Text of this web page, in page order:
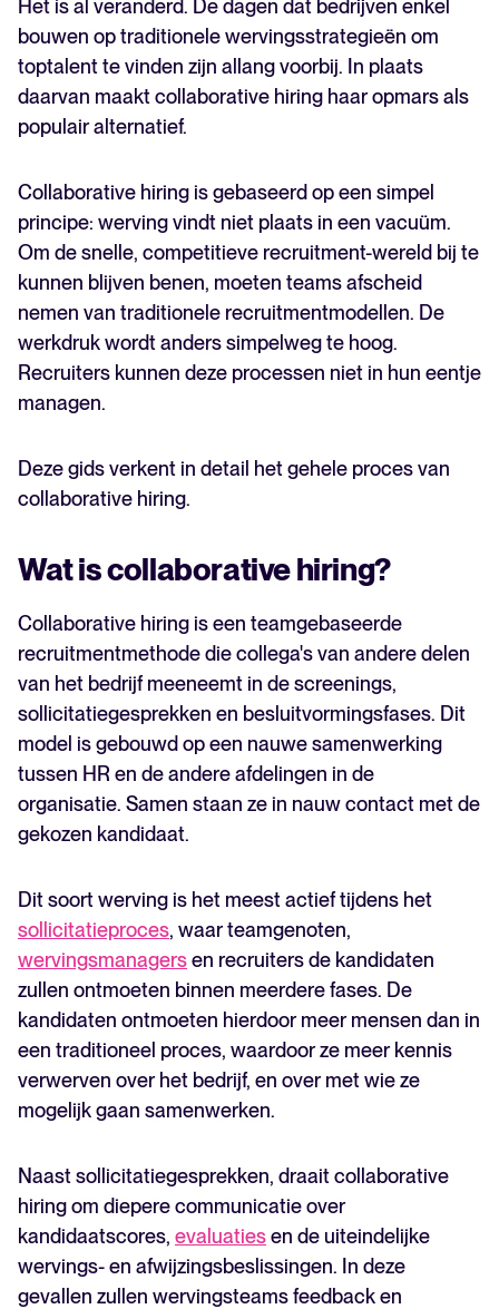
kunt overwinnen)
Hoe maak ik een strategie voor collaborative hiring?
Hoe ATS kan helpen
Enkele laatste punten over collaborative hiring
Het ís al veranderd. De dagen dat bedrijven enkel
bouwen op traditionele wervingsstrategieën om
toptalent te vinden zijn allang voorbij. In plaats
daarvan maakt collaborative hiring haar opmars als
populair alternatief.
Collaborative hiring is gebaseerd op een simpel
principe: werving vindt niet plaats in een vacuüm.
Om de snelle, competitieve recruitment-wereld bij te
kunnen blijven benen, moeten teams afscheid
nemen van traditionele recruitmentmodellen. De
werkdruk wordt anders simpelweg te hoog.
Recruiters kunnen deze processen niet in hun eentje
managen.
Deze gids verkent in detail het gehele proces van
collaborative hiring.
Wat is collaborative hiring?
Collaborative hiring is een teamgebaseerde
recruitmentmethode die collega's van andere delen
van het bedrijf meeneemt in de screenings,
sollicitatiegesprekken en besluitvormingsfases. Dit
model is gebouwd op een nauwe samenwerking
tussen HR en de andere afdelingen in de
organisatie. Samen staan ze in nauw contact met de
gekozen kandidaat.
Dit soort werving is het meest actief tijdens het
sollicitatieproces, waar teamgenoten,
wervingsmanagersen recruiters de kandidaten
zullen ontmoeten binnen meerdere fases. De
kandidaten ontmoeten hierdoor meer mensen dan in
een traditioneel proces, waardoor ze meer kennis
verwerven over het bedrijf, en over met wie ze
mogelijk gaan samenwerken.
Naast sollicitatiegesprekken, draait collaborative
hiring om diepere communicatie over
kandidaatscores, evaluatiesen de uiteindelijke
wervings- en afwijzingsbeslissingen. In deze
gevallen zullen wervingsteams feedback en